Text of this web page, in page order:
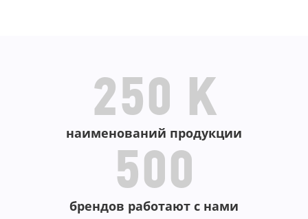
250 K
наименований продукции
500
брендов работают с нами